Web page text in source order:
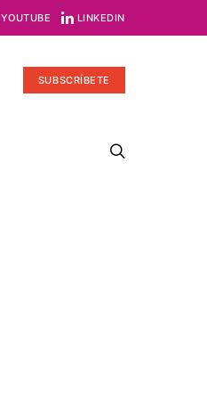
YOUTUBE LINKEDIN
SUBSCRÍBETE